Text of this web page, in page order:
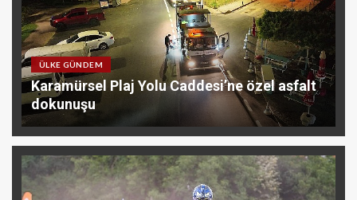
ÜLKE GÜNDEM
Karamürsel Plaj Yolu Caddesi’ne özel asfalt
dokunuşu